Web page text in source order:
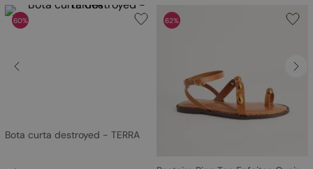
60%
Bota curta destroyed - TERRA
62%